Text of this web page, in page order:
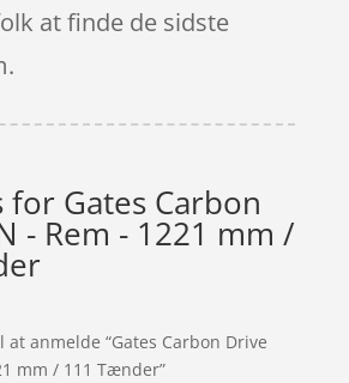
at finde de sidste
for Gates Carbon
- Rem - 1221 mm /
anmelde “Gates Carbon Drive
mm / 111 Tænder”